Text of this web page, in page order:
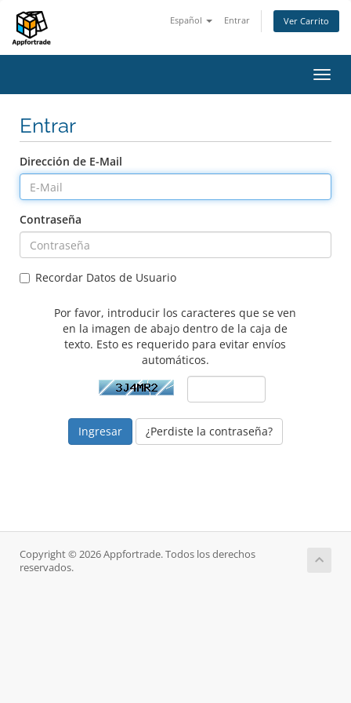
Español Entrar Ver Carrito
Entrar
Dirección de E-Mail
Contraseña
Recordar Datos de Usuario
Por favor, introducir los caracteres que se ven
en la imagen de abajo dentro de la caja de
texto. Esto es requerido para evitar envíos
automáticos.
¿Perdiste la contraseña?
Copyright © 2026 Appfortrade. Todos los derechos
reservados.